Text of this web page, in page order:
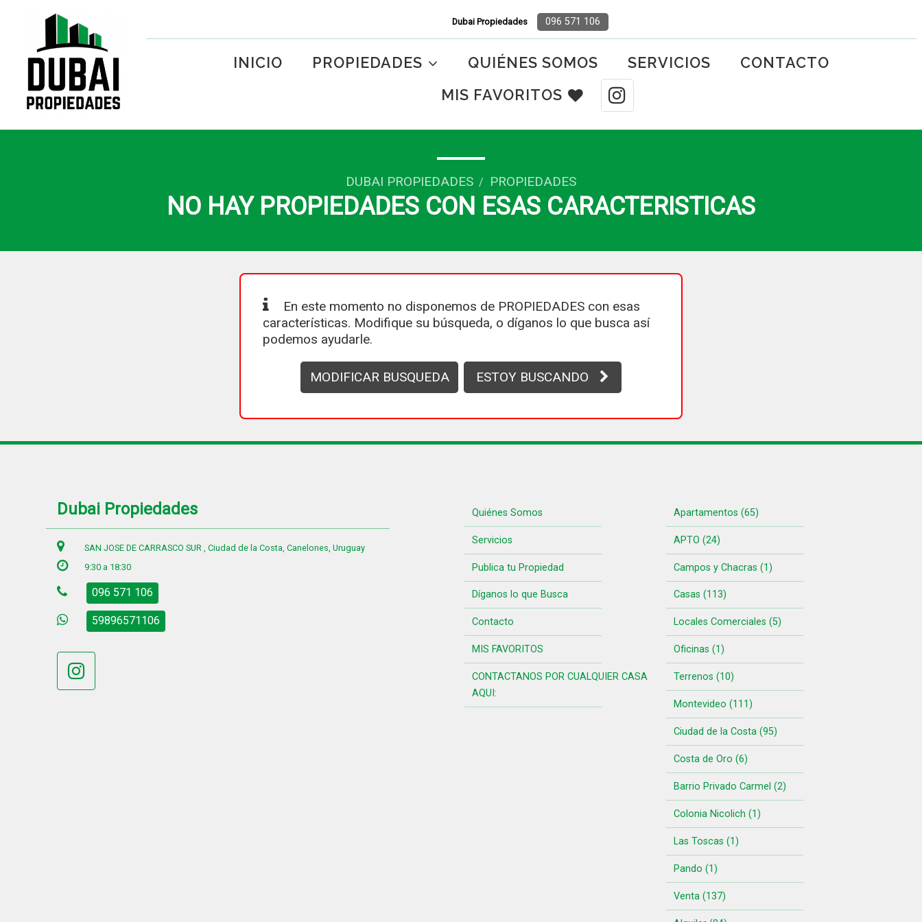
Dubai Propiedades 096 571 106
INICIO PROPIEDADES QUIÉNES SOMOS SERVICIOS
CONTACTO
MIS FAVORITOS
DUBAI PROPIEDADES / PROPIEDADES
NO HAY PROPIEDADES CON ESAS CARACTERISTICAS
En este momento no disponemos de PROPIEDADES con esas
características. Modifique su búsqueda, o díganos lo que busca así
podemos ayudarle.
MODIFICAR BUSQUEDA ESTOY BUSCANDO
Dubai Propiedades
SAN JOSE DE CARRASCO SUR , Ciudad de la Costa, Canelones, Uruguay
9:30 a 18:30
096 571 106
59896571106
Quiénes Somos
Servicios
Publica tu Propiedad
Díganos lo que Busca
Contacto
MIS FAVORITOS
CONTACTANOS POR CUALQUIER CASA
AQUI:
Apartamentos (65)
APTO (24)
Campos y Chacras (1)
Casas (113)
Locales Comerciales (5)
Oficinas (1)
Terrenos (10)
Montevideo (111)
Ciudad de la Costa (95)
Costa de Oro (6)
Barrio Privado Carmel (2)
Colonia Nicolich (1)
Las Toscas (1)
Pando (1)
Venta (137)